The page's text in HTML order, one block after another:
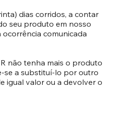
dias corridos, a contar
seu produto em nosso
comunicada
não tenha mais o produto
se a substituí-lo por outro
igual valor ou a devolver o